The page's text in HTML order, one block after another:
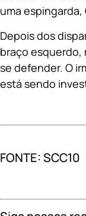
uma espingarda,
Depois dos
braço esquerdo,
se defender. O
está sendo
FONTE: SCC10